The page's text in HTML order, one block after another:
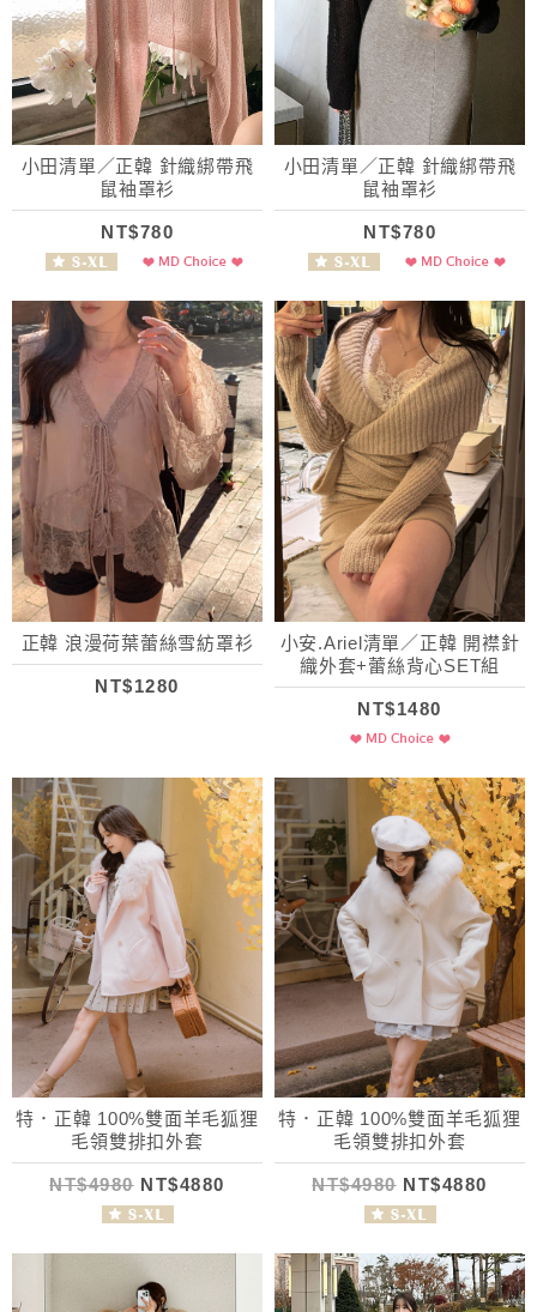
小田清單／正韓 針織綁帶飛
鼠袖罩衫
NT$780
小田清單／正韓 針織綁帶飛
鼠袖罩衫
NT$780
正韓 浪漫荷葉蕾絲雪紡罩衫
NT$1280
小安.Ariel清單／正韓 開襟針
織外套+蕾絲背心SET組
NT$1480
特．正韓 100%雙面羊毛狐狸
毛領雙排扣外套
NT$4980NT$4880
特．正韓 100%雙面羊毛狐狸
毛領雙排扣外套
NT$4980NT$4880